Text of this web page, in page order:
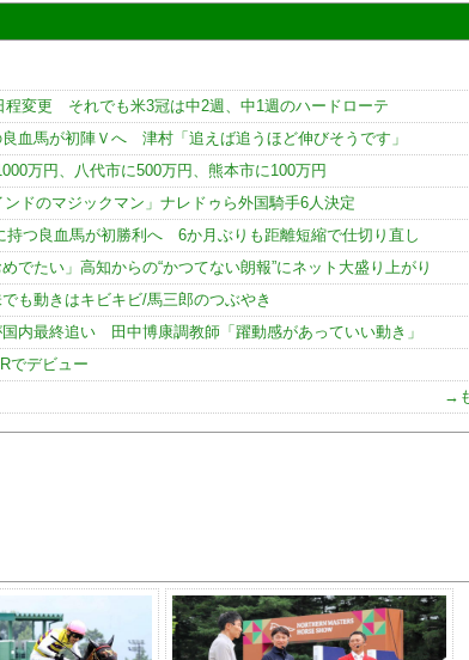
変更 それでも米3冠は中2週、中1週のハードローテ
血馬が初陣Ｖへ 津村「追えば追うほど伸びそうです」
万円、八代市に500万円、熊本市に100万円
ドのマジックマン」ナレドゥら外国騎手6人決定
持つ良血馬が初勝利へ 6か月ぶりも距離短縮で仕切り直し
でたい」高知からの“かつてない朗報”にネット大盛り上がり
も動きはキビキビ/馬三郎のつぶやき
内最終追い 田中博康調教師「躍動感があっていい動き」
でデビュー
→